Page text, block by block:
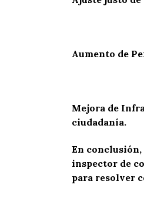
Aumento de
Mejora de
ciudadanía.
En
inspector de
para resolver